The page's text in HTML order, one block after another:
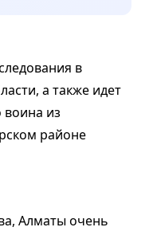
в
а также идет
воина из
районе
Алматы очень